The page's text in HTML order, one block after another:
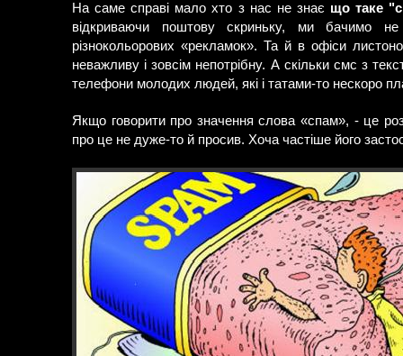
На саме справі мало хто з нас не знає що таке
відкриваючи поштову скриньку, ми бачимо не
різнокольорових «рекламок». Та й в офіси
неважливу і зовсім непотрібну. А скільки смс з
телефони молодих людей, які і татами-то нескоро
Якщо говорити про значення слова «спам», - це
про це не дуже-то й просив. Хоча частіше його